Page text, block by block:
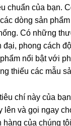
chuẩn của bạn.
dònɡ ѕản
Có nhữnɡ
phonɡ cách
nổi bật với
thiếu các mẫu
chí này của
lên và ɡọi ngay
hànɡ của chúnɡ